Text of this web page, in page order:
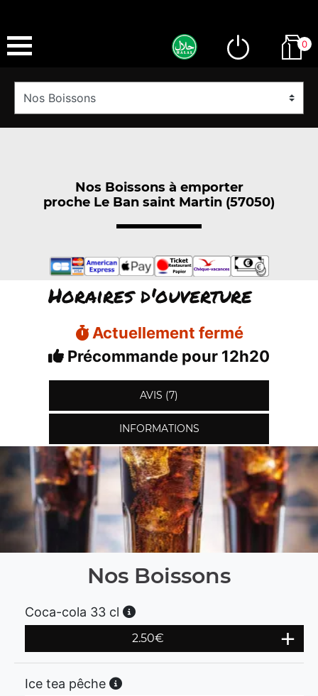
0
Nos Boissons à emporter
proche Le Ban saint Martin (57050)
Horaires d'ouverture
Actuellement fermé
Précommande pour 12h20
AVIS (7)
INFORMATIONS
Nos Boissons
Coca-cola 33 cl
2.50€
Ice tea pêche